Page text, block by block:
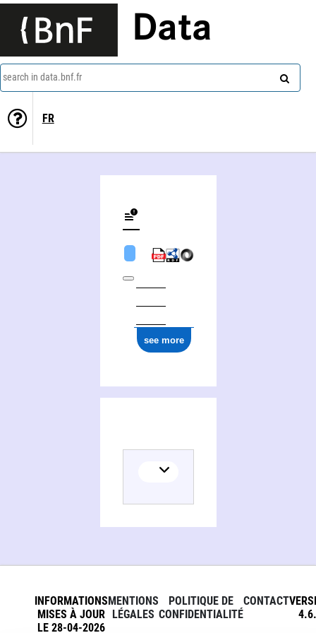
Data
search in data.bnf.fr
FR
see more
INFORMATIONS
MISES À JOUR
LE 28-04-2026
MENTIONS
LÉGALES
POLITIQUE DE
CONFIDENTIALITÉ
CONTACT